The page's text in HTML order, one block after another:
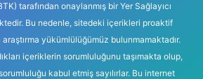
tarafından onaylanmış bir Yer Sağlayıcı
Bu nedenle, sitedeki içerikleri proaktif
yükümlülüğümüz bulunmamaktadır.
içeriklerin sorumluluğunu taşımakta olup,
kabul etmiş sayılırlar. Bu internet